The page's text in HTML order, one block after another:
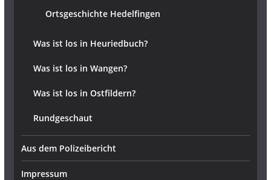
Ortsgeschichte Hedelfingen
Was ist los in Heuriedbuch?
Was ist los in Wangen?
Was ist los in Ostfildern?
Rundgeschaut
Aus dem Polizeibericht
Impressum